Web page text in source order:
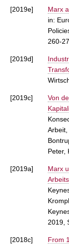
[2019e] Marx
in:
260-
[2019d]
[2019c]
Von
Arbeit,
Peter,
[2019a]
Marx
2019,
[2018c]
From